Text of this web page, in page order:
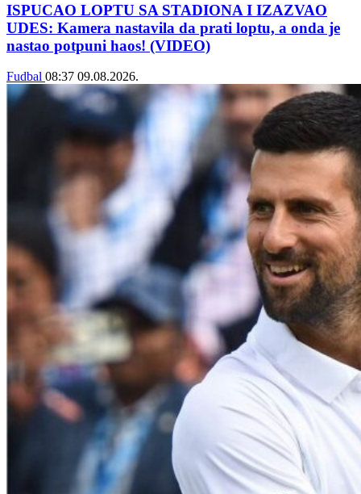
ISPUCAO LOPTU SA STADIONA I IZAZVAO
UDES: Kamera nastavila da prati loptu, a onda je
nastao potpuni haos! (VIDEO)
Fudbal 08:37 09.08.2026.